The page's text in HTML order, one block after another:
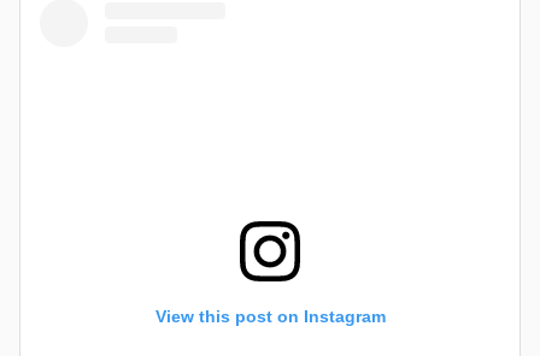
View this post on Instagram